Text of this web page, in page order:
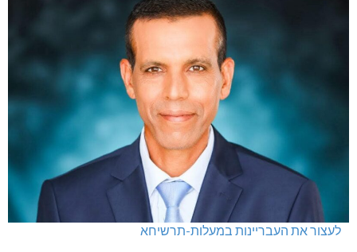
לעצור את העבריינות במעלות-תרשיחא